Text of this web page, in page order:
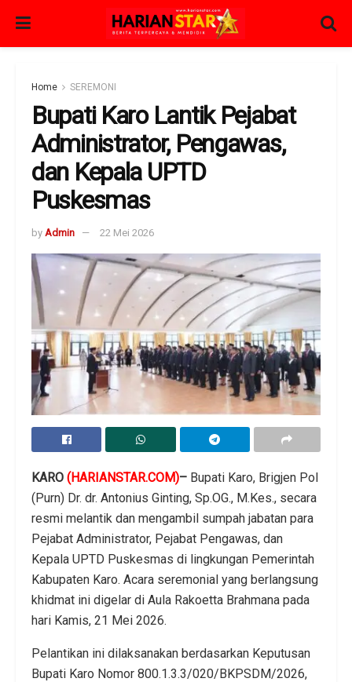
Home SEREMONI
Bupati Karo Lantik Pejabat
Administrator, Pengawas,
dan Kepala UPTD
Puskesmas
by Admin 22 Mei 2026
​KARO (HARIANSTAR.COM)– Bupati Karo, Brigjen Pol
(Purn) Dr. dr. Antonius Ginting, Sp.OG., M.Kes., secara
resmi melantik dan mengambil sumpah jabatan para
Pejabat Administrator, Pejabat Pengawas, dan
Kepala UPTD Puskesmas di lingkungan Pemerintah
Kabupaten Karo. Acara seremonial yang berlangsung
khidmat ini digelar di Aula Rakoetta Brahmana pada
hari Kamis, 21 Mei 2026.
​Pelantikan ini dilaksanakan berdasarkan Keputusan
Bupati Karo Nomor 800.1.3.3/020/BKPSDM/2026,